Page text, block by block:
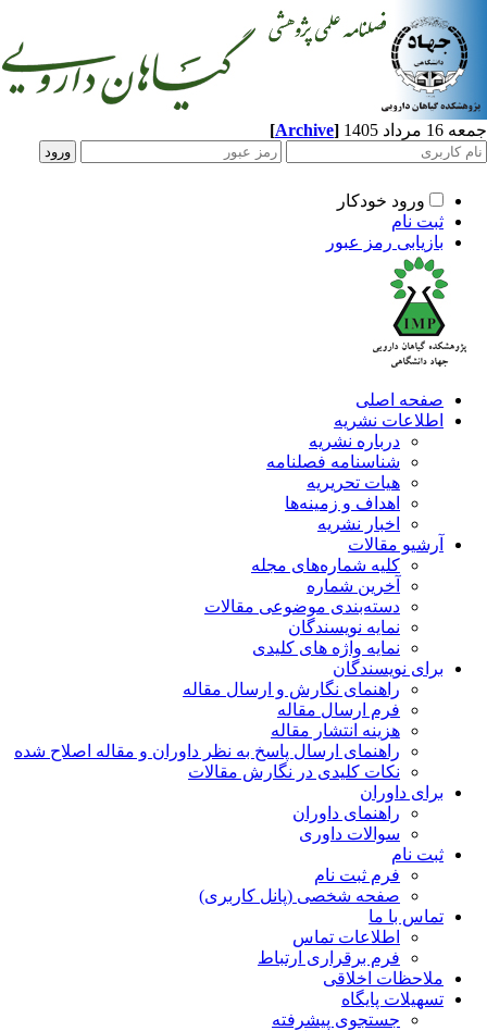
1405
[Archive]
ورود خودکار
ثبت نام
بازیابی رمز عبور
صفحه اصلی
اطلاعات نشریه
درباره نشریه
شناسنامه فصلنامه
هیات تحریریه
اهداف و زمینه‌ها
اخبار نشریه
آرشیو مقالات
کلیه شماره‌های مجله
آخرین شماره
دسته‌بندی موضوعی مقالات
نمایه نویسندگان
نمایه واژه های کلیدی
برای نویسندگان
راهنمای نگارش و ارسال مقاله
فرم ارسال مقاله
هزینه انتشار مقاله
راهنمای ارسال پاسخ به نظر داوران و مقاله اصلاح شده
نکات کلیدی در نگارش مقالات
برای داوران
راهنمای داوران
سوالات داوری
ثبت نام
فرم ثبت نام
صفحه شخصی (پانل کاربری)
تماس با ما
اطلاعات تماس
فرم برقراری ارتباط
ملاحظات اخلاقی
تسهیلات پایگاه
جستجوی پیشرفته